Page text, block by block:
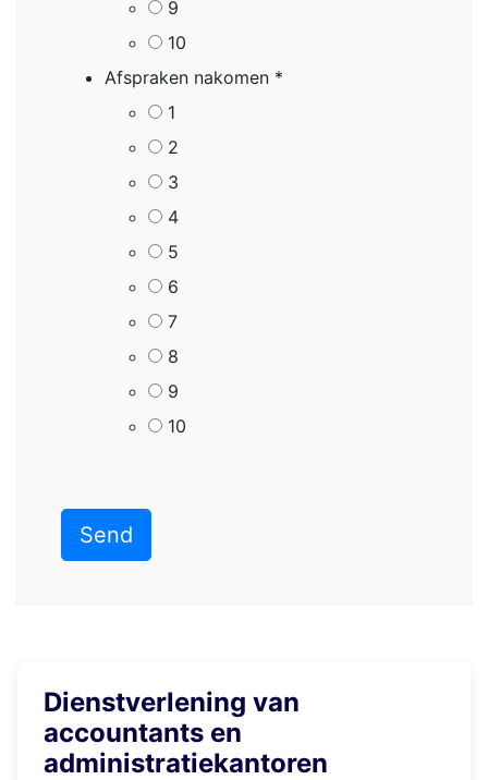
9
10
Afspraken nakomen *
1
2
3
4
5
6
7
8
9
10
Dienstverlening van
accountants en
administratiekantoren